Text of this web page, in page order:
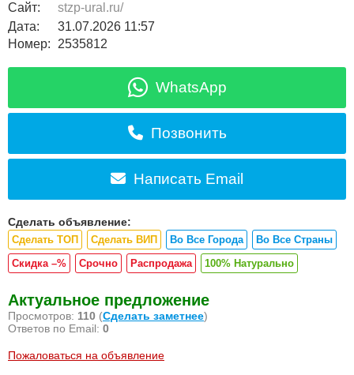
Сайт:
stzp-ural.ru/
Дата:
31.07.2026 11:57
Номер:
2535812
WhatsApp
Позвонить
Написать Email
Сделать объявление:
Сделать ТОП Сделать ВИП Во Все Города
Во Все Страны
Скидка –%
Срочно Распродажа 100% Натурально
Актуальное предложение
Просмотров: 110 (Сделать заметнее)
Ответов по Email: 0
Пожаловаться на объявление